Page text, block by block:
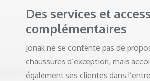
Des services et
complémentaires
Jonak ne se contente pas de
chaussures d’exception, mais
également ses clientes dans